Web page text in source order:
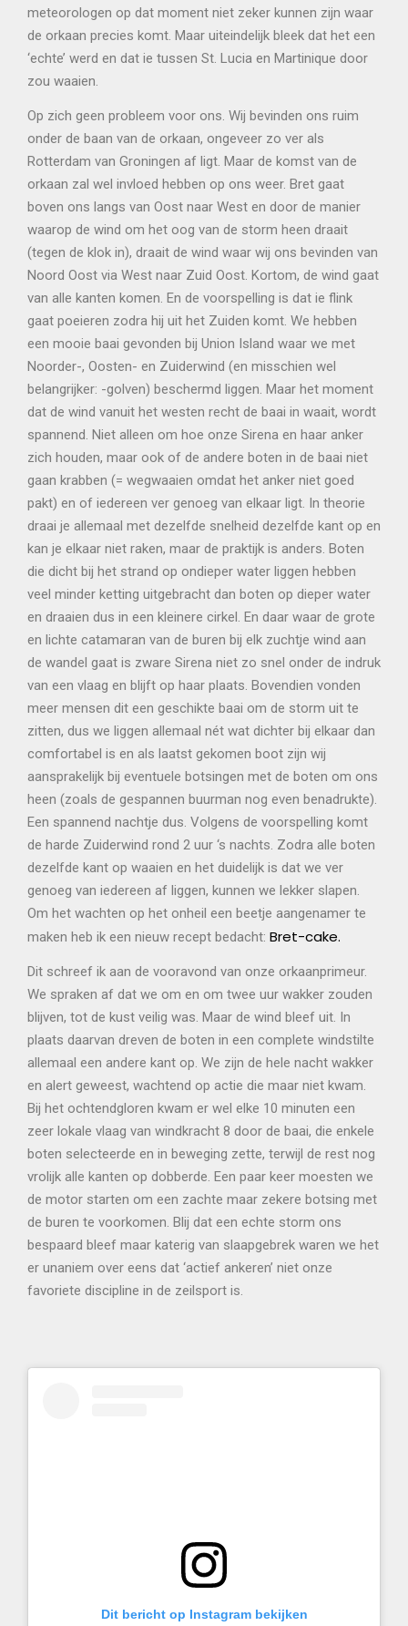
meteorologen op dat moment niet zeker kunnen zijn waar
de orkaan precies komt. Maar uiteindelijk bleek dat het een
‘echte’ werd en dat ie tussen St. Lucia en Martinique door
zou waaien.
Op zich geen probleem voor ons. Wij bevinden ons ruim
onder de baan van de orkaan, ongeveer zo ver als
Rotterdam van Groningen af ligt. Maar de komst van de
orkaan zal wel invloed hebben op ons weer. Bret gaat
boven ons langs van Oost naar West en door de manier
waarop de wind om het oog van de storm heen draait
(tegen de klok in), draait de wind waar wij ons bevinden van
Noord Oost via West naar Zuid Oost. Kortom, de wind gaat
van alle kanten komen. En de voorspelling is dat ie flink
gaat poeieren zodra hij uit het Zuiden komt. We hebben
een mooie baai gevonden bij Union Island waar we met
Noorder-, Oosten- en Zuiderwind (en misschien wel
belangrijker: -golven) beschermd liggen. Maar het moment
dat de wind vanuit het westen recht de baai in waait, wordt
spannend. Niet alleen om hoe onze Sirena en haar anker
zich houden, maar ook of de andere boten in de baai niet
gaan krabben (= wegwaaien omdat het anker niet goed
pakt) en of iedereen ver genoeg van elkaar ligt. In theorie
draai je allemaal met dezelfde snelheid dezelfde kant op en
kan je elkaar niet raken, maar de praktijk is anders. Boten
die dicht bij het strand op ondieper water liggen hebben
veel minder ketting uitgebracht dan boten op dieper water
en draaien dus in een kleinere cirkel. En daar waar de grote
en lichte catamaran van de buren bij elk zuchtje wind aan
de wandel gaat is zware Sirena niet zo snel onder de indruk
van een vlaag en blijft op haar plaats. Bovendien vonden
meer mensen dit een geschikte baai om de storm uit te
zitten, dus we liggen allemaal nét wat dichter bij elkaar dan
comfortabel is en als laatst gekomen boot zijn wij
aansprakelijk bij eventuele botsingen met de boten om ons
heen (zoals de gespannen buurman nog even benadrukte).
Een spannend nachtje dus. Volgens de voorspelling komt
de harde Zuiderwind rond 2 uur ‘s nachts. Zodra alle boten
dezelfde kant op waaien en het duidelijk is dat we ver
genoeg van iedereen af liggen, kunnen we lekker slapen.
Om het wachten op het onheil een beetje aangenamer te
maken heb ik een nieuw recept bedacht: Bret-cake.
Dit schreef ik aan de vooravond van onze orkaanprimeur.
We spraken af dat we om en om twee uur wakker zouden
blijven, tot de kust veilig was. Maar de wind bleef uit. In
plaats daarvan dreven de boten in een complete windstilte
allemaal een andere kant op. We zijn de hele nacht wakker
en alert geweest, wachtend op actie die maar niet kwam.
Bij het ochtendgloren kwam er wel elke 10 minuten een
zeer lokale vlaag van windkracht 8 door de baai, die enkele
boten selecteerde en in beweging zette, terwijl de rest nog
vrolijk alle kanten op dobberde. Een paar keer moesten we
de motor starten om een zachte maar zekere botsing met
de buren te voorkomen. Blij dat een echte storm ons
bespaard bleef maar katerig van slaapgebrek waren we het
er unaniem over eens dat ‘actief ankeren’ niet onze
favoriete discipline in de zeilsport is.
Dit bericht op Instagram bekijken